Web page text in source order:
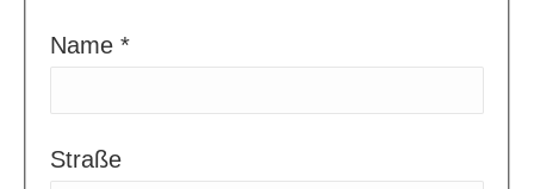
Name *
Straße